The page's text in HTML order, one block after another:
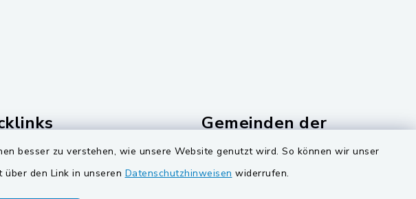
besser zu verstehen, wie unsere Website genutzt wird. So können wir unser
den Link in unseren Datenschutzhinweisen widerrufen.
Schwandorf
Gemeinden der
Gemeinde Schwarzach bei Nabburg